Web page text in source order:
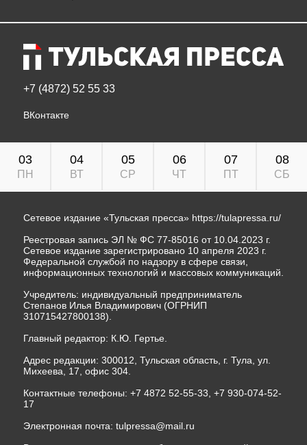
+7 (4872) 52 55 33
ВКонтакте
03
ПН
04
ВТ
05
СР
06
ЧТ
07
ПТ
08
СБ
Сетевое издание «Тульская пресса» https://tulapressa.ru/
Реестровая запись ЭЛ № ФС 77-85016 от 10.04.2023 г.
Сетевое издание зарегистрировано 10 апреля 2023 г.
Федеральной службой по надзору в сфере связи,
информационных технологий и массовых коммуникаций.
Учредитель: индивидуальный предприниматель
Степанов Илья Владимирович (ОГРНИП
310715427800138).
Главный редактор: К.Ю. Гертье.
Адрес редакции: 300012, Тульская область, г. Тула, ул.
Михеева, 17, офис 304.
Контактные телефоны: +7 4872 52-55-33, +7 930-074-52-
17
Электронная почта: tulpressa@mail.ru